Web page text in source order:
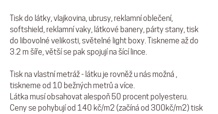
Tisk do látky, vlajkovina, ubrusy, reklamní oblečení,
softshield, reklamní vaky, látkové banery, párty stany, tisk
do libovolné velikosti, světelné light boxy. Tiskneme až do
3.2 m šíře, větší se pak spojují na šící lince.
Tisk na vlastní metráž - látku je rovněž u nás možná ,
tiskneme od 10 bežných metrů a více.
Látka musí obsahovat alespoň 50 procent polyesteru.
Ceny se pohybují od 140 kč/m2 (začíná od 300kč/m2) tisk